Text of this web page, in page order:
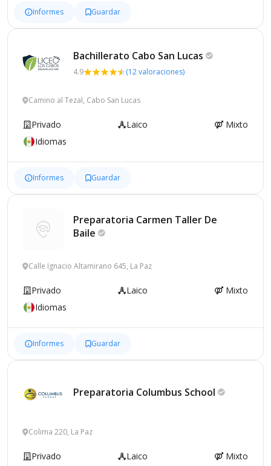
Informes Guardar
Bachillerato Cabo San Lucas
4.9 (12 valoraciones)
Camino al Tezal, Cabo San Lucas
Privado Laico
Mixto
Idiomas
Informes Guardar
Preparatoria Carmen Taller De
Baile
Calle Ignacio Altamirano 645, La Paz
Privado Laico
Mixto
Idiomas
Informes Guardar
Preparatoria Columbus School
Colima 220, La Paz
Privado Laico
Mixto